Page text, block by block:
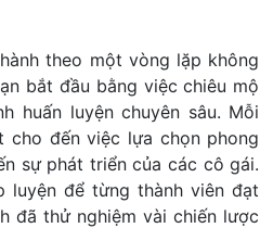
theo một vòng lặp không
bắt đầu bằng việc chiêu mộ
huấn luyện chuyên sâu. Mỗi
cho đến việc lựa chọn phong
sự phát triển của các cô gái.
để từng thành viên đạt
đã thử nghiệm vài chiến lược